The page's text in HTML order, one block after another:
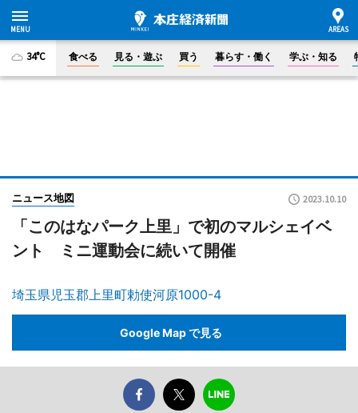
34°C 食べる 見る・遊ぶ 買う 暮らす・働く 学ぶ・知る
ニュース地図 2023.10.10
「このはなパーク上里」で初のマルシェイベ
ント ミニ運動会に続いて開催
埼玉県児玉郡上里町勅使河原1000-4
Google Map で見る